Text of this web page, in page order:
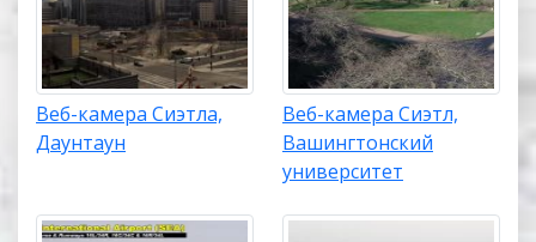
Веб-камера Сиэтла,
Даунтаун
Веб-камера Сиэтл,
Вашингтонский
университет